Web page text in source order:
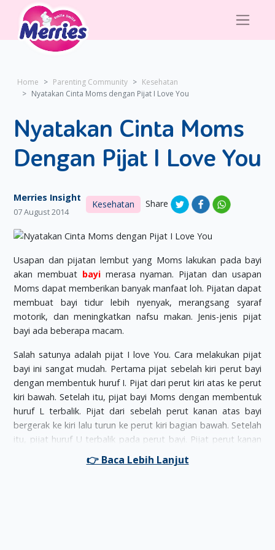
Home Parenting Community
Kesehatan
Nyatakan Cinta Moms dengan Pijat I Love You
Nyatakan Cinta Moms
Dengan Pijat I Love You
Merries Insight
07 August 2014
Kesehatan Share
Usapan dan pijatan lembut yang Moms lakukan pada bayi
akan membuat bayimerasa nyaman. Pijatan dan usapan
Moms dapat memberikan banyak manfaat loh. Pijatan dapat
membuat bayi tidur lebih nyenyak, merangsang syaraf
motorik, dan meningkatkan nafsu makan. Jenis-jenis pijat
bayi ada beberapa macam.
Salah satunya adalah pijat I love You. Cara melakukan pijat
bayi ini sangat mudah. Pertama pijat sebelah kiri perut bayi
dengan membentuk huruf I. Pijat dari perut kiri atas ke perut
kiri bawah. Setelah itu, pijat bayi Moms dengan membentuk
huruf L terbalik. Pijat dari sebelah perut kanan atas bayi
bergerak ke kiri lalu turun ke perut kiri bagian bawah. Setelah
itu, pijat huruf U terbalik pada perut bayi. Pijat perut kanan
berakhir pada perut kiri bagian bawah.